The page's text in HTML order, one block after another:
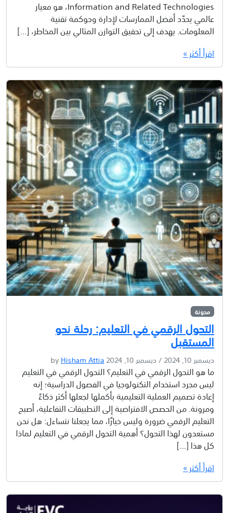
Information and Related Technologies، هو معيار
عالمي يحدّد أفضل الممارسات لإدارة وحوكمة تقنية
المعلومات. يهدف إلى تحقيق التوازن المثالي بين المخاطر، […]
اقرأ أكثر »
مدونة
التحول الرقمي في التعليم: رحلة نحو
المستقبل
ديسمبر 10, 2024 /ديسمبر 10, 2024 Hisham Attia
ما هو التحول الرقمي في التعليم؟ التحول الرقمي في التعليم
ليس مجرد استخدام التكنولوجيا في الفصول الدراسية؛ إنه
إعادة تصميم العملية التعليمية بأكملها لجعلها أكثر ذكاءً
ومرونة. من الحصص الافتراضية إلى التطبيقات التفاعلية، أصبح
التعليم الرقمي ضرورة وليس خيارًا، مما يجعلنا نتساءل: هل نحن
مستعدون لهذا التحول؟ أهمية التحول الرقمي في التعليم لماذا
كل هذا […]
اقرأ أكثر »